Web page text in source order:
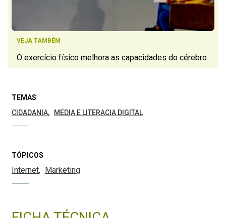
VEJA TAMBÉM
O exercício físico melhora as capacidades do cérebro
TEMAS
CIDADANIA
MEDIA E LITERACIA DIGITAL
TÓPICOS
Internet Marketing